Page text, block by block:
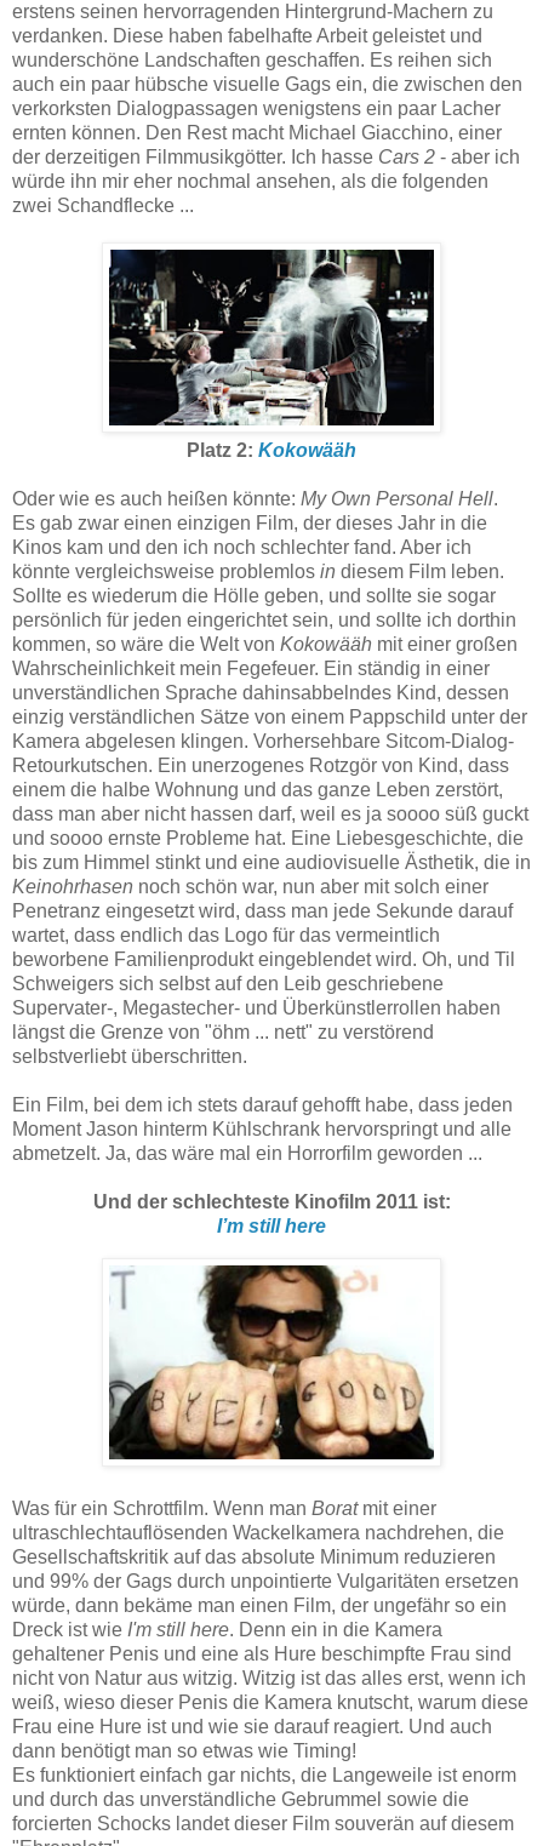
erstens seinen hervorragenden Hintergrund-Machern zu
verdanken. Diese haben fabelhafte Arbeit geleistet und
wunderschöne Landschaften geschaffen. Es reihen sich
auch ein paar hübsche visuelle Gags ein, die zwischen den
verkorksten Dialogpassagen wenigstens ein paar Lacher
ernten können. Den Rest macht Michael Giacchino, einer
der derzeitigen Filmmusikgötter. Ich hasse Cars 2 - aber ich
würde ihn mir eher nochmal ansehen, als die folgenden
zwei Schandflecke ...
Platz 2: Kokowääh
Oder wie es auch heißen könnte: My Own Personal Hell.
Es gab zwar einen einzigen Film, der dieses Jahr in die
Kinos kam und den ich noch schlechter fand. Aber ich
könnte vergleichsweise problemlos in diesem Film leben.
Sollte es wiederum die Hölle geben, und sollte sie sogar
persönlich für jeden eingerichtet sein, und sollte ich dorthin
kommen, so wäre die Welt von Kokowääh mit einer großen
Wahrscheinlichkeit mein Fegefeuer. Ein ständig in einer
unverständlichen Sprache dahinsabbelndes Kind, dessen
einzig verständlichen Sätze von einem Pappschild unter der
Kamera abgelesen klingen. Vorhersehbare Sitcom-Dialog-
Retourkutschen. Ein unerzogenes Rotzgör von Kind, dass
einem die halbe Wohnung und das ganze Leben zerstört,
dass man aber nicht hassen darf, weil es ja soooo süß guckt
und soooo ernste Probleme hat. Eine Liebesgeschichte, die
bis zum Himmel stinkt und eine audiovisuelle Ästhetik, die in
Keinohrhasen noch schön war, nun aber mit solch einer
Penetranz eingesetzt wird, dass man jede Sekunde darauf
wartet, dass endlich das Logo für das vermeintlich
beworbene Familienprodukt eingeblendet wird. Oh, und Til
Schweigers sich selbst auf den Leib geschriebene
Supervater-, Megastecher- und Überkünstlerrollen haben
längst die Grenze von "öhm ... nett" zu verstörend
selbstverliebt überschritten.
Ein Film, bei dem ich stets darauf gehofft habe, dass jeden
Moment Jason hinterm Kühlschrank hervorspringt und alle
abmetzelt. Ja, das wäre mal ein Horrorfilm geworden ...
Und der schlechteste Kinofilm 2011 ist:
I’m still here
Was für ein Schrottfilm. Wenn man Boratmit einer
ultraschlechtauflösenden Wackelkamera nachdrehen, die
Gesellschaftskritik auf das absolute Minimum reduzieren
und 99% der Gags durch unpointierte Vulgaritäten ersetzen
würde, dann bekäme man einen Film, der ungefähr so ein
Dreck ist wie I'm still here. Denn ein in die Kamera
gehaltener Penis und eine als Hure beschimpfte Frau sind
nicht von Natur aus witzig. Witzig ist das alles erst, wenn ich
weiß, wieso dieser Penis die Kamera knutscht, warum diese
Frau eine Hure ist und wie sie darauf reagiert. Und auch
dann benötigt man so etwas wie Timing!
Es funktioniert einfach gar nichts, die Langeweile ist enorm
und durch das unverständliche Gebrummel sowie die
forcierten Schocks landet dieser Film souverän auf diesem